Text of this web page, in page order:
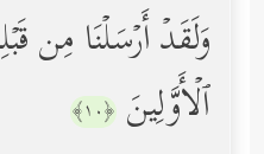
وَلَقَدۡ أَرۡسَلۡنَا مِن
ٱلۡأَوَّلِینَ ﴿١٠﴾